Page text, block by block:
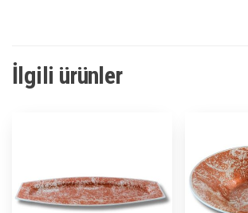
İlgili ürünler